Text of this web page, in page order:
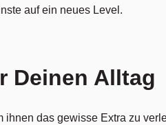
auf ein neues Level.
Deinen Alltag
das gewisse Extra zu